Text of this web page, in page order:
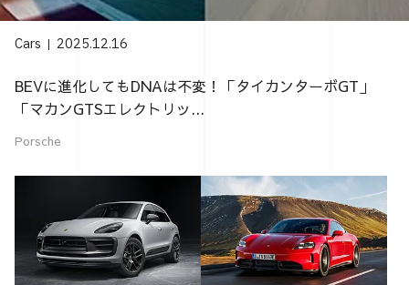
Cars 2025.12.16
BEVに進化してもDNAは不変！「タイカンターボGT」
「マカンGTSエレクトリッ...
Porsche